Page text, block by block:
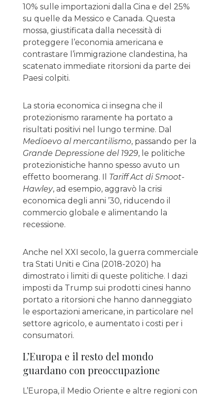
10% sulle importazioni dalla Cina e del 25%
su quelle da Messico e Canada. Questa
mossa, giustificata dalla necessità di
proteggere l’economia americana e
contrastare l’immigrazione clandestina, ha
scatenato immediate ritorsioni da parte dei
Paesi colpiti.
La storia economica ci insegna che il
protezionismo raramente ha portato a
risultati positivi nel lungo termine. Dal
Medioevo al mercantilismo, passando per la
Grande Depressione del 1929, le politiche
protezionistiche hanno spesso avuto un
effetto boomerang. Il
Tariff Act di Smoot-
Hawley, ad esempio, aggravò la crisi
economica degli anni ’30, riducendo il
commercio globale e alimentando la
recessione.
Anche nel XXI secolo, la guerra commerciale
tra Stati Uniti e Cina (2018-2020) ha
dimostrato i limiti di queste politiche. I dazi
imposti da Trump sui prodotti cinesi hanno
portato a ritorsioni che hanno danneggiato
le esportazioni americane, in particolare nel
settore agricolo, e aumentato i costi per i
consumatori.
L’Europa e il resto del mondo
guardano con preoccupazione
L’Europa, il Medio Oriente e altre regioni con